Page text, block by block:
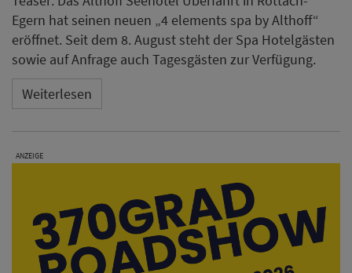
Candlewood Suites Berlin
Airport eröffnet mit 186
Serviced Apartments